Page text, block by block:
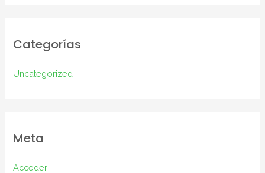
Categorías
Uncategorized
Meta
Acceder